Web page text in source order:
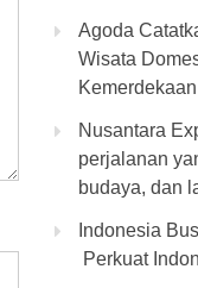
Agoda
Wisata
Kemerdekaan
Nusantara
perjalanan
budaya, dan
Indonesia
Perkuat